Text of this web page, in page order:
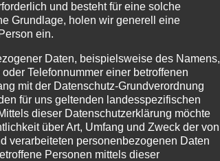
und besteht für eine solche
Grundlage, holen wir generell eine
ein.
Daten, beispielsweise des Namens,
Telefonnummer einer betroffenen
mit der Datenschutz-Grundverordnung
für uns geltenden landesspezifischen
dieser Datenschutzerklärung möchte
über Art, Umfang und Zweck der von
verarbeiteten personenbezogenen Daten
Personen mittels dieser